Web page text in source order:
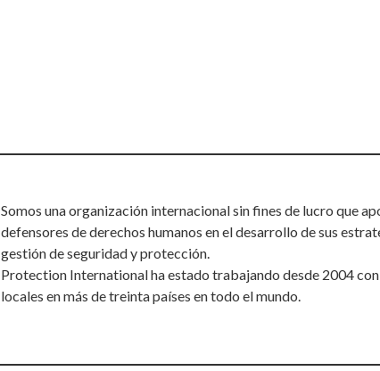
Somos una organización internacional sin fines de lucro que
defensores de derechos humanos en el desarrollo de sus
gestión de seguridad y protección.
Protection International ha estado trabajando desde 2004
locales en más de treinta países en todo el mundo.